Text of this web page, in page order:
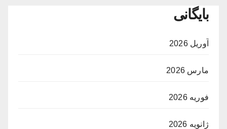
بایگانی
آوریل 2026
مارس 2026
فوریه 2026
ژانویه 2026